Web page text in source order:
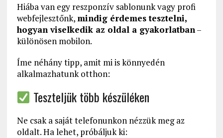
Hiába van egy reszponzív sablonunk vagy profi
webfejlesztőnk, mindig érdemes tesztelni,
hogyan viselkedik az oldal a gyakorlatban–
különösen mobilon.
Íme néhány tipp, amit mi is könnyedén
alkalmazhatunk otthon:
Teszteljük több készüléken
Ne csak a saját telefonunkon nézzük meg az
oldalt. Ha lehet, próbáljuk ki: